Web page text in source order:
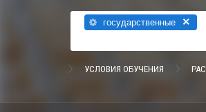
государственные ×
УСЛОВИЯ ОБУЧЕНИЯ